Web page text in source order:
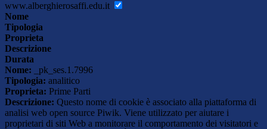
www.alberghierosaffi.edu.it
Nome
Tipologia
Proprieta
Descrizione
Durata
Nome: _pk_ses.1.7996
Tipologia: analitico
Proprieta: Prime Parti
Descrizione: Questo nome di cookie è associato alla piattaforma di
analisi web open source Piwik. Viene utilizzato per aiutare i
proprietari di siti Web a monitorare il comportamento dei visitatori e